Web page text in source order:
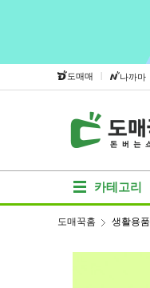
도매매 | 나까마
카테고리
도매꾹홈 생활용품